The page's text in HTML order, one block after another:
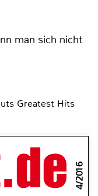
man sich nicht
Greatest Hits
4/2016